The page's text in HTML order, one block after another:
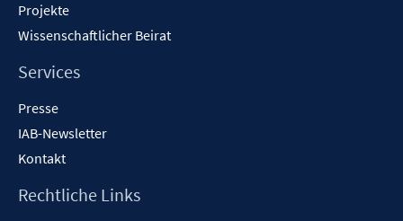
Projekte
Wissenschaftlicher Beirat
Services
Presse
IAB-Newsletter
Kontakt
Rechtliche Links